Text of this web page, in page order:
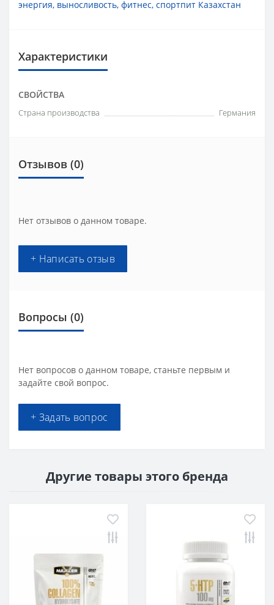
энергия, выносливость, фитнес, спортпит Казахстан
Характеристики
СВОЙСТВА
Страна производства Германия
Отзывов (0)
Нет отзывов о данном товаре.
+ Написать отзыв
Вопросы (0)
Нет вопросов о данном товаре, станьте первым и
задайте свой вопрос.
+ Задать вопрос
Другие товары этого бренда